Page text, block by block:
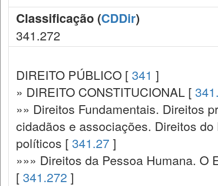
Classificação (CDDir)
341.272
DIREITO PÚBLICO [ 341 ]
» DIREITO CONSTITUCIONAL [
»» Direitos Fundamentais. Direitos
cidadãos e associações. Direitos
políticos [ 341.27 ]
»»» Direitos da Pessoa Humana.
[ 341.272 ]